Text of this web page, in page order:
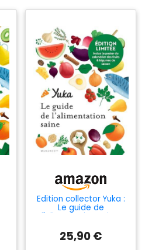
Edition collector Yuka :
Le guide de
l'alimentation saine:
calendrier des fruits &
légumes de saison
25,90 €